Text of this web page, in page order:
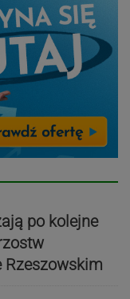
po kolejne